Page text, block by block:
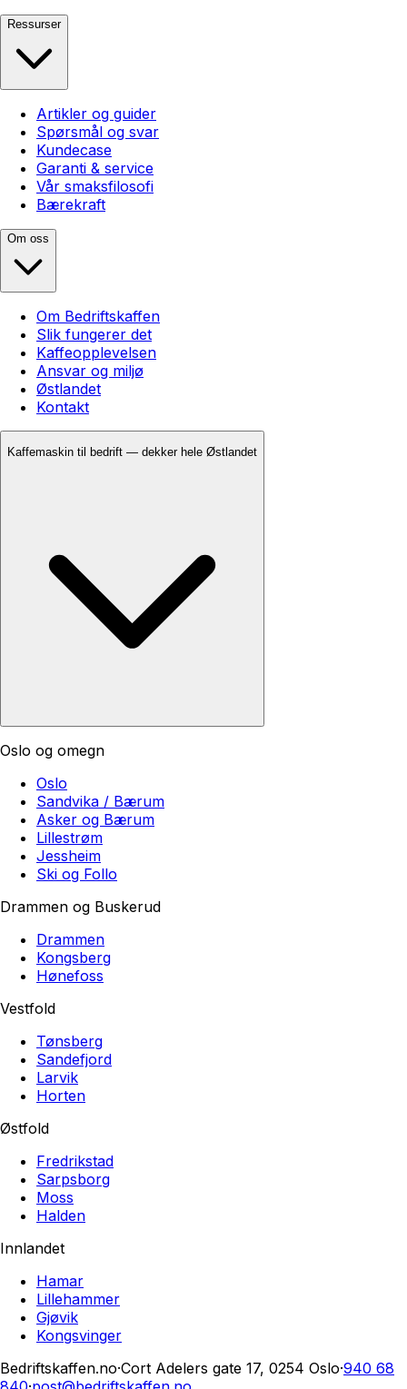
Ressurser
Artikler og guider
Spørsmål og svar
Kundecase
Garanti & service
Vår smaksfilosofi
Bærekraft
Om oss
Om Bedriftskaffen
Slik fungerer det
Kaffeopplevelsen
Ansvar og miljø
Østlandet
Kontakt
Kaffemaskin til bedrift — dekker hele Østlandet
Oslo og omegn
Oslo
Sandvika / Bærum
Asker og Bærum
Lillestrøm
Jessheim
Ski og Follo
Drammen og Buskerud
Drammen
Kongsberg
Hønefoss
Vestfold
Tønsberg
Sandefjord
Larvik
Horten
Østfold
Fredrikstad
Sarpsborg
Moss
Halden
Innlandet
Hamar
Lillehammer
Gjøvik
Kongsvinger
Bedriftskaffen.no·Cort Adelers gate 17, 0254 Oslo·940 68